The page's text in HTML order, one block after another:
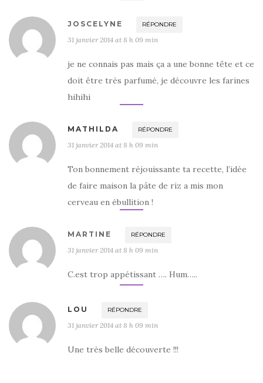
JOSCELYNE RÉPONDRE
31 janvier 2014 at 8 h 09 min
je ne connais pas mais ça a une bonne tête et ce
doit être très parfumé, je découvre les farines
hihihi
MATHILDA RÉPONDRE
31 janvier 2014 at 8 h 09 min
Ton bonnement réjouissante ta recette, l’idée
de faire maison la pâte de riz a mis mon
cerveau en ébullition !
MARTINE RÉPONDRE
31 janvier 2014 at 8 h 09 min
C.est trop appétissant …. Hum…..
LOU RÉPONDRE
31 janvier 2014 at 8 h 09 min
Une très belle découverte !!!